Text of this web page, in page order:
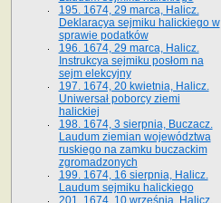
195. 1674, 29 marca, Halicz.
Deklaracya sejmiku halickiego w
sprawie podatków
196. 1674, 29 marca, Halicz.
Instrukcya sejmiku posłom na
sejm elekcyjny
197. 1674, 20 kwietnia, Halicz.
Uniwersał poborcy ziemi
halickiej
198. 1674, 3 sierpnia, Buczacz.
Laudum ziemian województwa
ruskiego na zamku buczackim
zgromadzonych
199. 1674, 16 sierpnia, Halicz.
Laudum sejmiku halickiego
201. 1674, 10 września, Halicz.